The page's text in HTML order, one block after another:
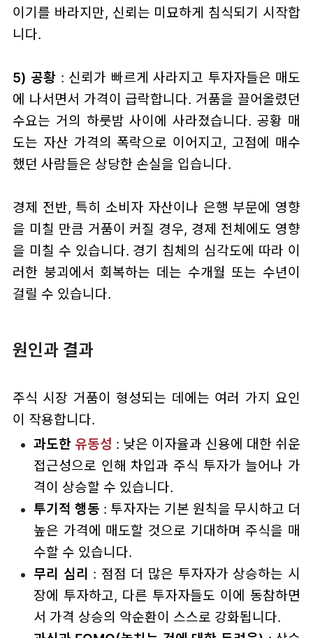
이기를 바라지만, 신뢰는 미묘하게 침식되기 시작합
니다.
5) 공황 : 신뢰가 빠르게 사라지고 투자자들은 매도
에 나서면서 가격이 급락합니다. 거품을 끌어올렸던
수요는 거의 하룻밤 사이에 사라졌습니다. 공황 매
도는 자산 가격의 폭락으로 이어지고, 고점에 매수
했던 사람들은 상당한 손실을 입습니다.
경제 전반, 특히 소비자 자산이나 은행 부문에 영향
을 미칠 만큼 거품이 커질 경우, 경제 전체에도 영향
을 미칠 수 있습니다. 경기 침체의 심각도에 따라 이
러한 붕괴에서 회복하는 데는 수개월 또는 수년이
걸릴 수 있습니다.
원인과 결과
주식 시장 거품이 형성되는 데에는 여러 가지 요인
이 작용합니다.
과도한 유동성 : 낮은 이자율과 신용에 대한 쉬운
접근성으로 인해 차입과 주식 투자가 늘어나 가
격이 상승할 수 있습니다.
투기적 행동 : 투자자는 기본 원칙을 무시하고 더
높은 가격에 매도할 것으로 기대하며 주식을 매
수할 수 있습니다.
무리 심리 : 점점 더 많은 투자자가 상승하는 시
장에 투자하고, 다른 투자자들도 이에 동참하면
서 가격 상승의 악순환이 스스로 강화됩니다.